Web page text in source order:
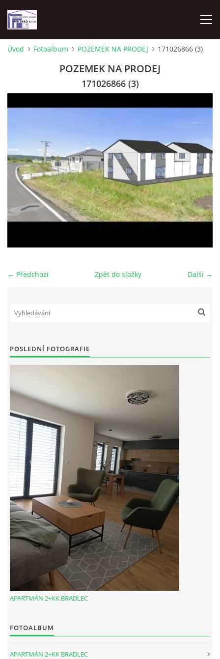
UBYTOVÁNÍ - APARTMÁN 70M2 2KK
ANHYDRITOVÉ PODLAHY
ÚČETNICTVÍ
ADRESA FIRMY - KONTAKT- REZERVACE
Mladá Boleslav
© 2026 eStránky.cz
Úvod Fotoalbum POZEMEK NA PRODEJ 171026866 (3)
POZEMEK NA PRODEJ
171026866 (3)
← Předchozí Další →
Zpět do složky
POSLEDNÍ FOTOGRAFIE
APARTMÁN 2+KK BRADLEC
FOTOALBUM
APARTMÁN 2+KK BRADLEC